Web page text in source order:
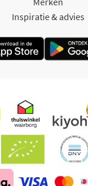
Inspiratie & advies